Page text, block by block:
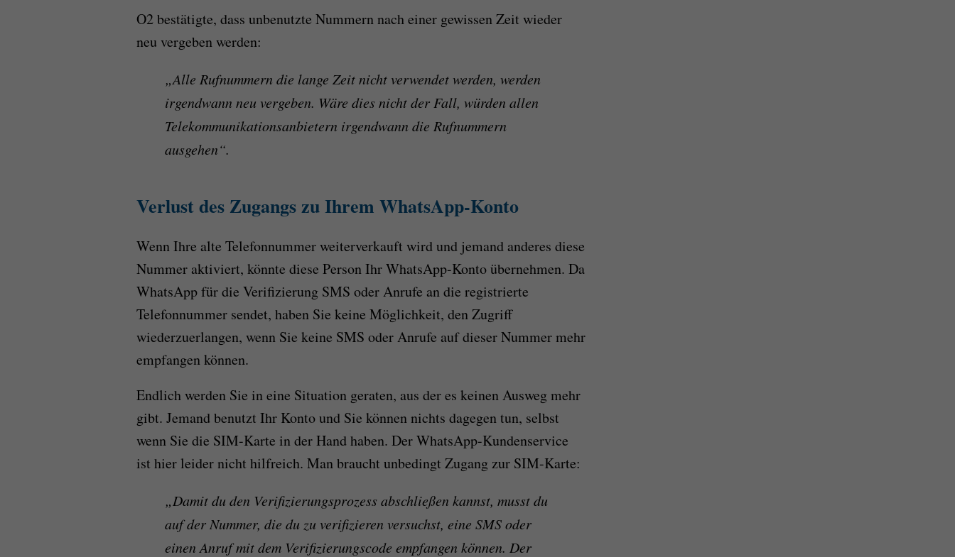
O2 bestätigte, dass unbenutzte Nummern nach einer gewissen Zeit wieder
neu vergeben werden:
„Alle Rufnummern die lange Zeit nicht verwendet werden, werden
irgendwann neu vergeben. Wäre dies nicht der Fall, würden allen
Telekommunikationsanbietern irgendwann die Rufnummern
ausgehen“.
Verlust des Zugangs zu Ihrem WhatsApp-Konto
Wenn Ihre alte Telefonnummer weiterverkauft wird und jemand anderes diese
Nummer aktiviert, könnte diese Person Ihr WhatsApp-Konto übernehmen. Da
WhatsApp für die Verifizierung SMS oder Anrufe an die registrierte
Telefonnummer sendet, haben Sie keine Möglichkeit, den Zugriff
wiederzuerlangen, wenn Sie keine SMS oder Anrufe auf dieser Nummer mehr
empfangen können.
Endlich werden Sie in eine Situation geraten, aus der es keinen Ausweg mehr
gibt. Jemand benutzt Ihr Konto und Sie können nichts dagegen tun, selbst
wenn Sie die SIM-Karte in der Hand haben. Der WhatsApp-Kundenservice
ist hier leider nicht hilfreich. Man braucht unbedingt Zugang zur SIM-Karte:
„Damit du den Verifizierungsprozess abschließen kannst, musst du
auf der Nummer, die du zu verifizieren versuchst, eine SMS oder
einen Anruf mit dem Verifizierungscode empfangen können. Der